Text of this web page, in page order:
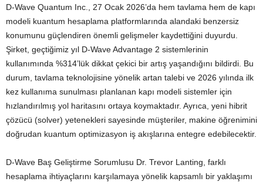
D-Wave Quantum Inc., 27 Ocak 2026’da hem tavlama hem de kapı
modeli kuantum hesaplama platformlarında alandaki benzersiz
konumunu güçlendiren önemli gelişmeler kaydettiğini duyurdu.
Şirket, geçtiğimiz yıl D-Wave Advantage 2 sistemlerinin
kullanımında %314’lük dikkat çekici bir artış yaşandığını bildirdi. Bu
durum, tavlama teknolojisine yönelik artan talebi ve 2026 yılında ilk
kez kullanıma sunulması planlanan kapı modeli sistemler için
hızlandırılmış yol haritasını ortaya koymaktadır. Ayrıca, yeni hibrit
çözücü (solver) yetenekleri sayesinde müşteriler, makine öğrenimini
doğrudan kuantum optimizasyon iş akışlarına entegre edebilecektir.
D-Wave Baş Geliştirme Sorumlusu Dr. Trevor Lanting, farklı
hesaplama ihtiyaçlarını karşılamaya yönelik kapsamlı bir yaklaşımı